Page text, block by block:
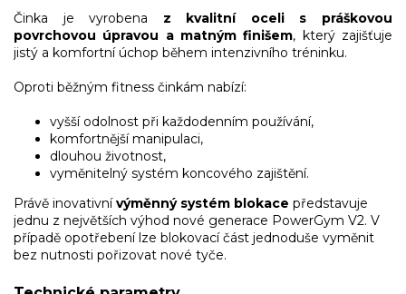
Činka je vyrobena z kvalitní oceli s práškovou
povrchovou úpravou a matným finišem, který zajišťuje
jistý a komfortní úchop během intenzivního tréninku.
Oproti běžným fitness činkám nabízí:
vyšší odolnost při každodenním používání,
komfortnější manipulaci,
dlouhou životnost,
vyměnitelný systém koncového zajištění.
Právě inovativnívýměnný systém blokace představuje
jednu z největších výhod nové generace PowerGym V2. V
případě opotřebení lze blokovací část jednoduše vyměnit
bez nutnosti pořizovat nové tyče.